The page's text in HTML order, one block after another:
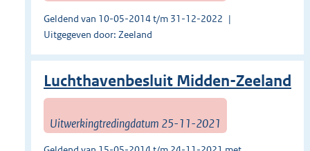
Geldend van 10-05-2014 t/m 31-12-2022
Uitgegeven door: Zeeland
Luchthavenbesluit Midden-Zeeland
Uitwerkingtredingdatum 25-11-2021